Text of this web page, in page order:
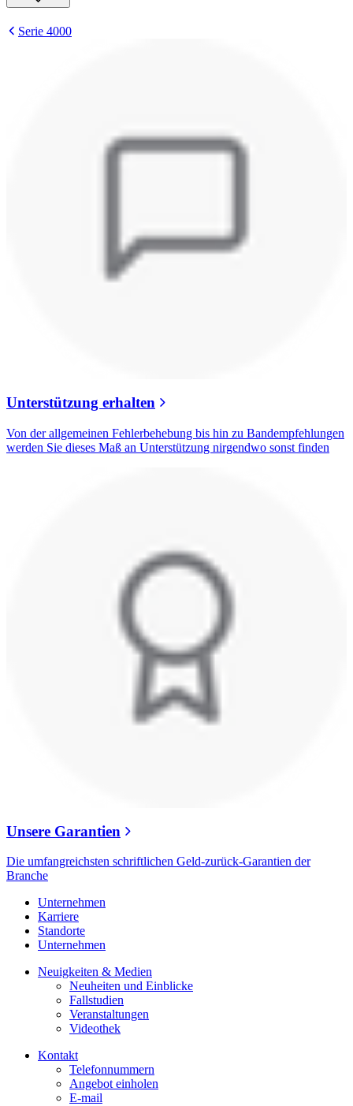
Serie 4000
Unterstützung erhalten
Von der allgemeinen Fehlerbehebung bis hin zu Bandempfehlungen
werden Sie dieses Maß an Unterstützung nirgendwo sonst finden
Unsere Garantien
Die umfangreichsten schriftlichen Geld-zurück-Garantien der
Branche
Unternehmen
Karriere
Standorte
Unternehmen
Neuigkeiten & Medien
Neuheiten und Einblicke
Fallstudien
Veranstaltungen
Videothek
Kontakt
Telefonnummern
Angebot einholen
E-mail